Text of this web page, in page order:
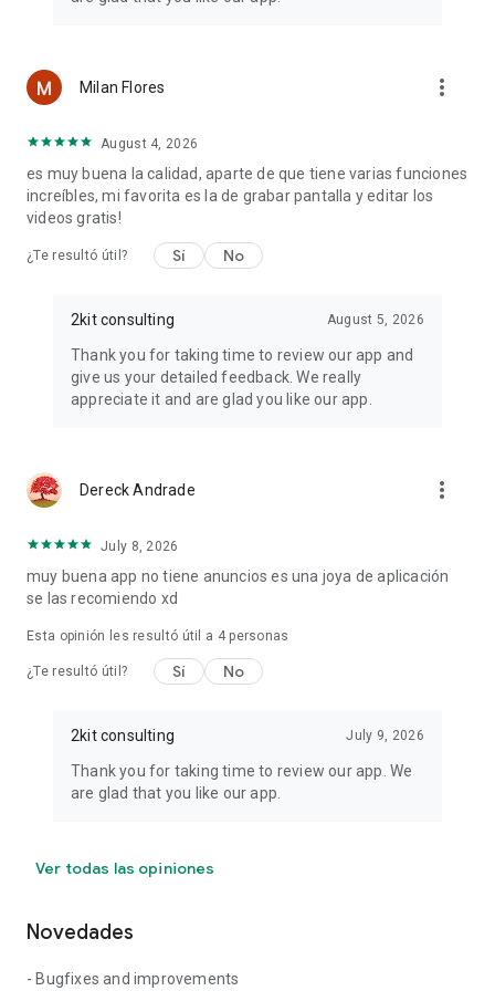
grabas. Un toque para pausar/detener, hacer capturas de
pantalla, silenciar, activar/desactivar la cámara frontal,
privacidad o abrir la app.
DIBUJA EN LA PANTALLA MIENTRAS GRABAS
Lápiz y borrador, seis colores, cuatro grosores, deshacer,
grabación.
Capturas de pantalla integradas: un toque desde el icono o
durante la grabación. Se guardan en su propia pestaña de
Capturas de pantalla: edítalas, compártelas o elimínalas.
de bits, la orientación y el códec de un vistazo.
• Reproduce en línea con controles de reproducción
• Cambia el nombre, comparte con cualquier app, elimina.
exportarlas como un único archivo ZIP.
• Recuperación de archivos eliminados recientemente
durante 30 días.
CLARO U OSCURO
PRIVACIDAD
Privacidad local. Las grabaciones se guardan en tu dispositivo
y nunca se suben a internet. La app solo solicita la
Android TV
cámara web
Milan Flores more_vert
August 4, 2026
es muy buena la calidad, aparte de que tiene varias funciones
increíbles, mi favorita es la de grabar pantalla y editar los
videos gratis!
¿Te resultó útil? Sí No
2kit consulting August 5, 2026
Thank you for taking time to review our app and
give us your detailed feedback. We really
appreciate it and are glad you like our app.
Dereck Andrade more_vert
July 8, 2026
muy buena app no tiene anuncios es una joya de aplicación
se las recomiendo xd
Esta opinión les resultó útil a 4personas
¿Te resultó útil? Sí No
2kit consulting July 9, 2026
Thank you for taking time to review our app. We
are glad that you like our app.
Ver todas las opiniones
Novedades
- Bugfixes and improvements